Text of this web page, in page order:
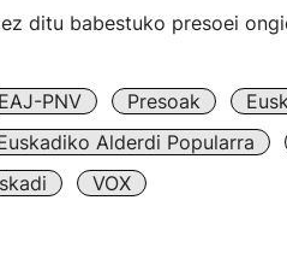
ditu babestuko presoei
EAJ-PNV Presoak
Alderdi Popularra
VOX